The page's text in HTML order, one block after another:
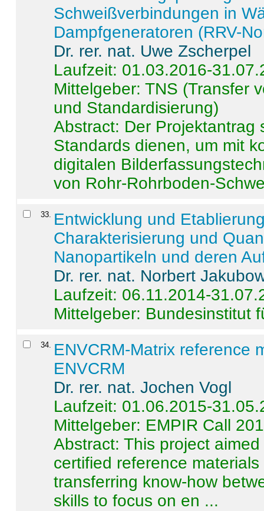
Schweißverbindungen in
Dampfgeneratoren (RRV-
Dr. rer. nat. Uwe Zscherpel
Laufzeit: 01.03.2016-
Mittelgeber: TNS (Transfer
und Standardisierung)
Abstract: Der Projektantrag
Standards dienen, um mit
digitalen
von Rohr-Rohrboden-
33. Entwicklung und
Charakterisierung und
Nanopartikeln und deren
Dr. rer. nat. Norbert
Laufzeit: 06.11.2014-
Mittelgeber: Bundesinstitut
34. ENVCRM-Matrix reference
ENVCRM
Dr. rer. nat. Jochen Vogl
Laufzeit: 01.06.2015-
Mittelgeber: EMPIR Call
Abstract:This project
certified reference
transferring know-how
skills to focus on en ...